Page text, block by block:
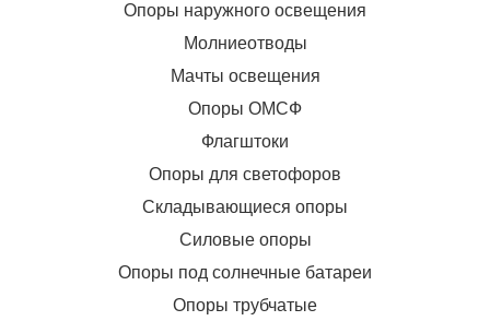
Опоры наружного освещения
Молниеотводы
Мачты освещения
Опоры ОМСФ
Флагштоки
Опоры для светофоров
Складывающиеся опоры
Силовые опоры
Опоры под солнечные батареи
Опоры трубчатые